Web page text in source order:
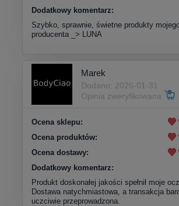
Dodatkowy komentarz:
Szybko, sprawnie, świetne produkty
producenta _> LUNA
Marek
Dodano: 2026-01-31
Opinia zweryfikowana
Ocena sklepu:
Ocena produktów:
Ocena dostawy:
Dodatkowy komentarz:
Produkt doskonałej jakości spełnił moje
Dostawa natychmiastowa, a transakcja
uczciwie przeprowadzona.